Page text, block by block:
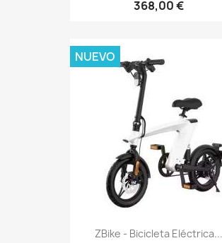
368,00 €
ZBike - Bicicleta Eléctrica...
NUEVO